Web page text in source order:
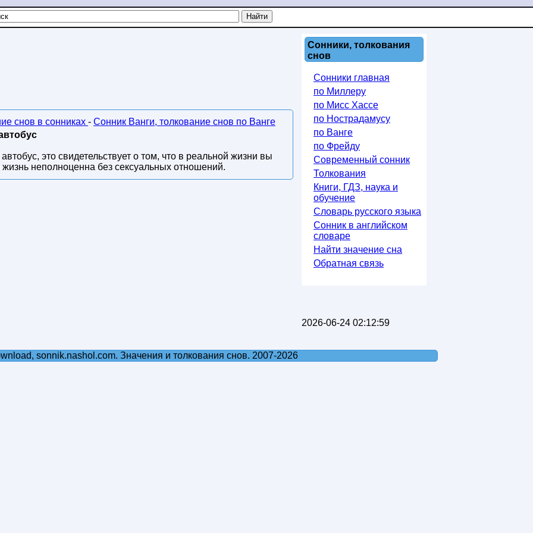
снов в сонниках - Сонник Ванги, толкование снов по Ванге
это свидетельствует о том, что в реальной жизни вы
неполноценна без сексуальных отношений.
Сонники, толкования
снов
Сонники главная
по Миллеру
по Мисс Хассе
по Нострадамусу
по Ванге
по Фрейду
Современный сонник
Толкования
Книги, ГДЗ, наука и
обучение
Словарь русского языка
Сонник в английском
словаре
Найти значение сна
Обратная связь
2026-06-24 02:12:59
sonnik.nashol.com. Значения и толкования снов. 2007-2026